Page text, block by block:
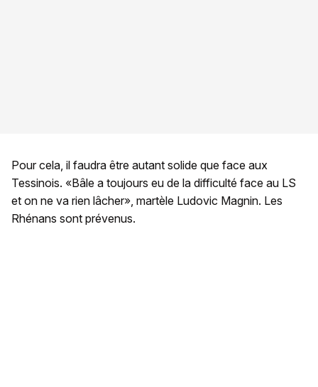
Pour cela, il faudra être autant solide que face aux
Tessinois. «Bâle a toujours eu de la difficulté face au LS
et on ne va rien lâcher», martèle Ludovic Magnin. Les
Rhénans sont prévenus.